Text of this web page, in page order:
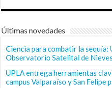
Últimas novedades
Ciencia para combatir la sequía:
Observatorio Satelital de
UPLA entrega herramientas
campus Valparaíso y San Felipe